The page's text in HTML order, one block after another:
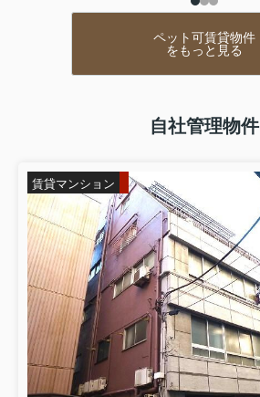
ペット可賃貸物件
をもっと見る
自社管理物件
賃貸マンション